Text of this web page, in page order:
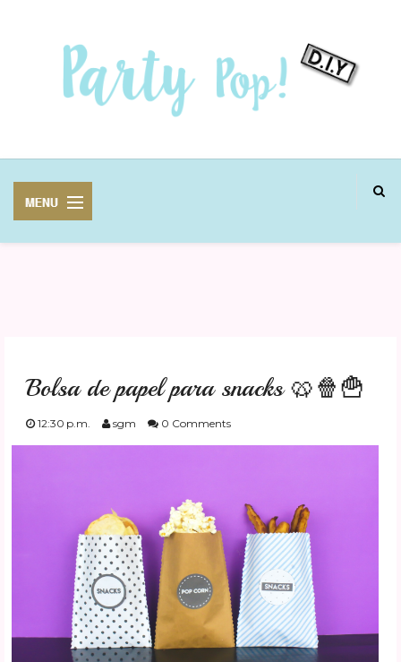
FESTIVIDADES
US ENGLISH
PRIVATE POLICY
Bolsa de papel para snacks 🥨🍿🍟
12:30 p.m. sgm 0 Comments